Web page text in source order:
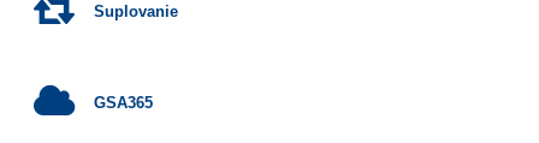
Suplovanie
GSA365